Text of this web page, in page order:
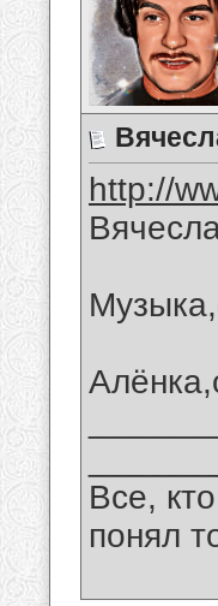
http://
Все,
понял